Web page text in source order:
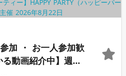
加 ・ お一人参加歓
動画紹介中】週末